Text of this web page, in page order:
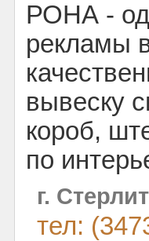
РОНА -
рекламы
вывеску
короб,
по
г.
тел: